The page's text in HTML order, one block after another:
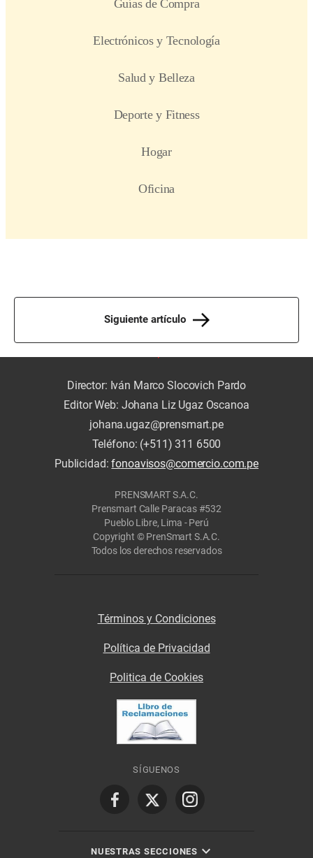
Siguiente artículo
Director: Iván Marco Slocovich Pardo
Editor Web: Johana Liz Ugaz Oscanoa
johana.ugaz@prensmart.pe
Teléfono: (+511) 311 6500
Publicidad:fonoavisos@comercio.com.pe
PRENSMART S.A.C.
Prensmart Calle Paracas #532
Pueblo Libre, Lima - Perú
Copyright © PrenSmart S.A.C.
Todos los derechos reservados
Términos y Condiciones
Política de Privacidad
Politica de Cookies
SÍGUENOS
NUESTRAS SECCIONES